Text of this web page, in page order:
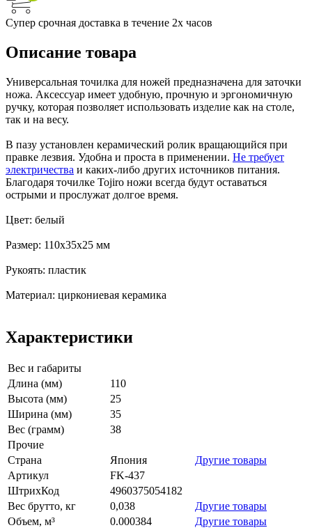
Супер срочная доставка в течение 2х часов
Описание товара
Универсальная точилка для ножей предназначена для заточки
ножа. Аксессуар имеет удобную, прочную и эргономичную
ручку, которая позволяет использовать изделие как на столе,
так и на весу.
В пазу установлен керамический ролик вращающийся при
правке лезвия. Удобна и проста в применении. Не требует
электричества и каких-либо других источников питания.
Благодаря точилке Tojiro ножи всегда будут оставаться
острыми и прослужат долгое время.
Цвет: белый
Размер: 110х35х25 мм
Рукоять: пластик
Материал: циркониевая керамика
Характеристики
Вес и габариты
Длина (мм)
110
Высота (мм)
25
Ширина (мм)
35
Вес (грамм)
38
Прочие
Страна
Япония
Другие товары
Артикул
FK-437
ШтрихКод
4960375054182
Вес брутто, кг
0,038
Другие товары
Объем, м³
0.000384
Другие товары